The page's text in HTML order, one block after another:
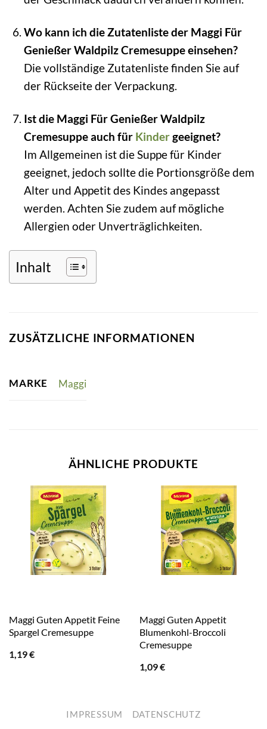
Wo kann ich die Zutatenliste der Maggi Für
Genießer Waldpilz Cremesuppe einsehen?
Die vollständige Zutatenliste finden Sie auf
der Rückseite der Verpackung.
Ist die Maggi Für Genießer Waldpilz
Cremesuppe auch für Kindergeeignet?
Im Allgemeinen ist die Suppe für Kinder
geeignet, jedoch sollte die Portionsgröße dem
Alter und Appetit des Kindes angepasst
werden. Achten Sie zudem auf mögliche
Allergien oder Unverträglichkeiten.
Inhalt
ZUSÄTZLICHE INFORMATIONEN
MARKE Maggi
ÄHNLICHE PRODUKTE
Maggi Guten Appetit Feine
Spargel Cremesuppe
1,19€
Maggi Guten Appetit
Blumenkohl-Broccoli
Cremesuppe
1,09€
IMPRESSUM DATENSCHUTZ